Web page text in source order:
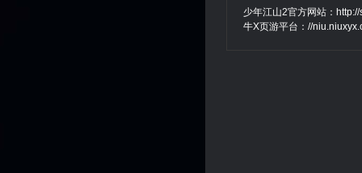
少年江山2官方网站：
牛X页游平台： //